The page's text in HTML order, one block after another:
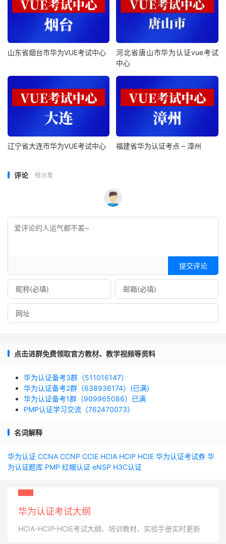
山东省烟台市华为VUE考试中心
河北省唐山市华为认证vue考试
中心
辽宁省大连市华为VUE考试中心 福建省华为认证考点 – 漳州
评论 抢沙发
提交评论
点击进群免费领取官方教材、教学视频等资料
华为认证备考3群（511016147）
华为认证备考2群（638936174）(已满)
华为认证备考1群（909965086）已满
PMP认证学习交流（762470073）
名词解释
华为认证 CCNA CCNP CCIE HCIA HCIP HCIE 华为认证考试券 华
为认证题库 PMP 红帽认证 eNSP H3C认证
华为认证考试大纲
HCIA-HCIP-HCIE考试大纲、培训教材、实验手册实时更新